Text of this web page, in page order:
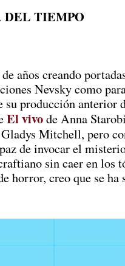
DEL TIEMPO
años creando
Nevsky como
producción anterior
El vivode Anna
Mitchell, pero
de invocar el
sin caer en los
horror, creo que se ha